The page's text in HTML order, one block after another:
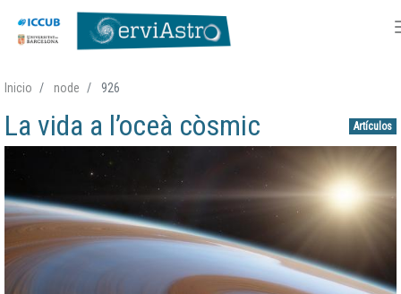
contenido
principal
Inicio node 926
Artículos
La vida a l’oceà còsmic